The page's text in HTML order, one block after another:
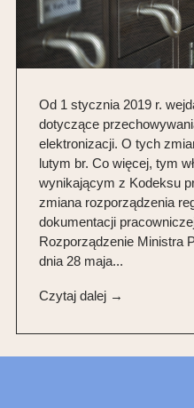
Od 1 stycznia 2019 r.
dotyczące
elektronizacji. O tych
lutym br. Co więcej, tym
wynikającym z Kodeksu
zmiana rozporządzenia
dokumentacji
Rozporządzenie Ministra
dnia 28 maja...
Czytaj dalej →